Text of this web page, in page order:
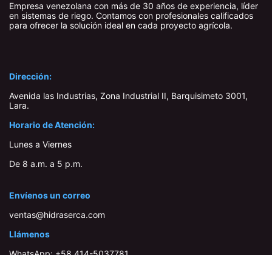
Empresa venezolana con más de 30 años de experiencia, líder
en sistemas de riego. Contamos con profesionales calificados
para ofrecer la solución ideal en cada proyecto agrícola.
Dirección:
Avenida las Industrias, Zona Industrial II, Barquisimeto 3001,
Lara​.
Horario de Atención:
Lunes a Viernes
De 8 a.m. a 5 p.m.
Envíenos un correo
ventas@hidraserca.com
Llámenos